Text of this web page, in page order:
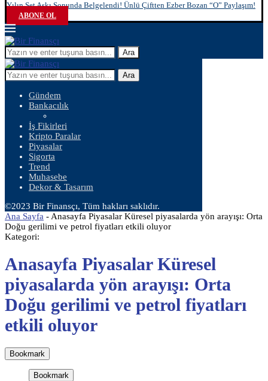
Yılın Set Aşkı Sonunda Belgelendi! Ünlü Çiftten Ezber Bozan “O” Paylaşım!
ABONE OL
Ara
Ara
Gündem
Bankacılık
İş Fikirleri
Kripto Paralar
Piyasalar
Sigorta
Trend
Muhasebe
Dekor & Tasarım
©2023 Bir Finansçı, Tüm hakları saklıdır.
Ana Sayfa - Anasayfa Piyasalar Küresel piyasalarda yön arayışı: Orta
Doğu gerilimi ve petrol fiyatları etkili oluyor
Kategori:
Anasayfa Piyasalar Küresel
piyasalarda yön arayışı: Orta
Doğu gerilimi ve petrol fiyatları
etkili oluyor
Bookmark
Bookmark